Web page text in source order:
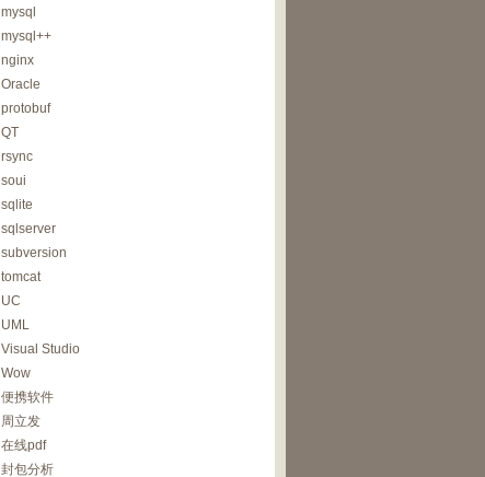
mysql
mysql++
nginx
Oracle
protobuf
QT
rsync
soui
sqlite
sqlserver
subversion
tomcat
UC
UML
Visual Studio
Wow
便携软件
周立发
在线pdf
封包分析